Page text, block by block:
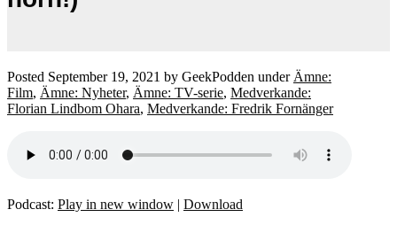
Posted September 19, 2021 by GeekPodden under Ämne:
Film, Ämne: Nyheter, Ämne: TV-serie, Medverkande:
Florian Lindbom Ohara, Medverkande: Fredrik Fornänger
Podcast: Play in new window | Download